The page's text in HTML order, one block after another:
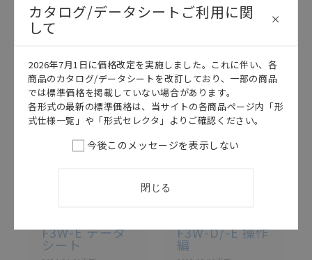
商品に接続される推奨機器等、現在では入手困難なも
のもそのまま記載しています。・誤字、脱字が含まれ
記載されているサービス内容や連絡先等は作成当時の
ものであり、変更・改定させていただいている可能性
があります。改めて当サイトの掲載内容をご確認のう
え、ご用命下さいますようお願いいたします。
F3W-E データ
シート
このカタログを選択
F3W-D/-E 操作
編
カタログ/データシートご利用に関
して
2026年7月1日に価格改定を実施しました。これに伴い、各
商品のカタログ/データシートを改訂しており、一部の商品
では標準価格を掲載していない場合があります。
各形式の最新の標準価格は、当サイトの各商品ページ内「形
式仕様一覧」や「形式セレクタ」よりご確認ください。
今後このメッセージを表示しない
閉じる